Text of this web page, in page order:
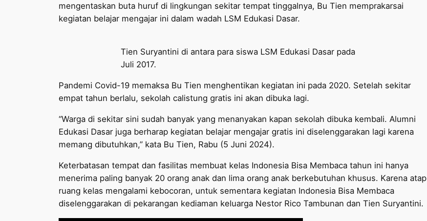
mengentaskan buta huruf di lingkungan sekitar tempat tinggalnya, Bu Tien memprakarsai
kegiatan belajar mengajar ini dalam wadah LSM Edukasi Dasar.
Tien Suryantini di antara para siswa LSM Edukasi Dasar pada
Juli 2017.
Pandemi Covid-19 memaksa Bu Tien menghentikan kegiatan ini pada 2020. Setelah sekitar
empat tahun berlalu, sekolah calistung gratis ini akan dibuka lagi.
“Warga di sekitar sini sudah banyak yang menanyakan kapan sekolah dibuka kembali. Alumni
Edukasi Dasar juga berharap kegiatan belajar mengajar gratis ini diselenggarakan lagi karena
memang dibutuhkan,” kata Bu Tien, Rabu (5 Juni 2024).
Keterbatasan tempat dan fasilitas membuat kelas Indonesia Bisa Membaca tahun ini hanya
menerima paling banyak 20 orang anak dan lima orang anak berkebutuhan khusus. Karena atap
ruang kelas mengalami kebocoran, untuk sementara kegiatan Indonesia Bisa Membaca
diselenggarakan di pekarangan kediaman keluarga Nestor Rico Tambunan dan Tien Suryantini.